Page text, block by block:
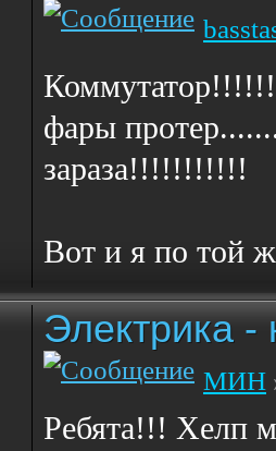
фары
зараза!!!!!!!!!!!
Вот и я по той
Электрика -
МИН
Ребята!!! Хелп